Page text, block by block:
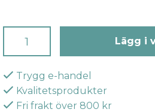
Lägg i
Trygg e-handel
Kvalitetsprodukter
Fri frakt över 800 kr